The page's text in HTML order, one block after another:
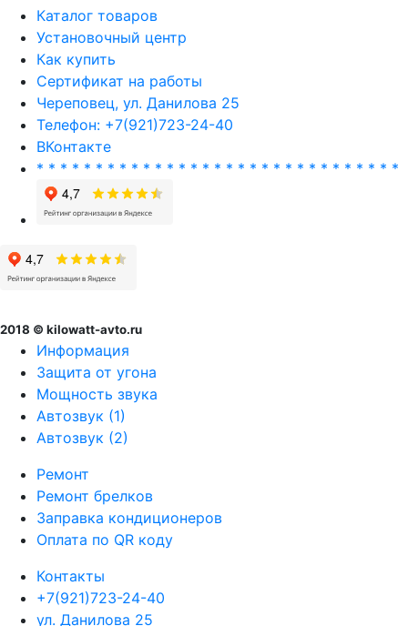
Каталог товаров
Установочный центр
Как купить
Сертификат на работы
Череповец, ул. Данилова 25
Телефон: +7(921)723-24-40
ВКонтакте
* * * * * * * * * * * * * * * * * * * * * * * * * * * * * * *
2018 © kilowatt-avto.ru
Информация
Защита от угона
Мощность звука
Автозвук (1)
Автозвук (2)
Ремонт
Ремонт брелков
Заправка кондиционеров
Оплата по QR коду
Контакты
+7(921)723-24-40
ул. Данилова 25